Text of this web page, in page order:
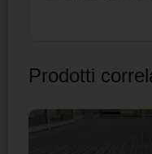
Prodotti